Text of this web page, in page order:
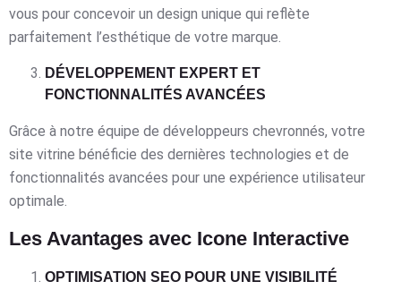
vous pour concevoir un design unique qui reflète
parfaitement l’esthétique de votre marque.
DÉVELOPPEMENT EXPERT ET
FONCTIONNALITÉS AVANCÉES
Grâce à notre équipe de développeurs chevronnés, votre
site vitrine bénéficie des dernières technologies et de
fonctionnalités avancées pour une expérience utilisateur
optimale.
Les Avantages avec Icone Interactive
OPTIMISATION SEO POUR UNE VISIBILITÉ